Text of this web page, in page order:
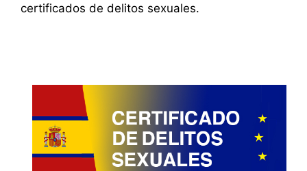
certificados de delitos sexuales.